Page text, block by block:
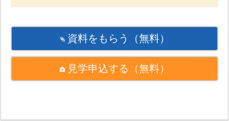
資料をもらう （無料）
見学申込する （無料）